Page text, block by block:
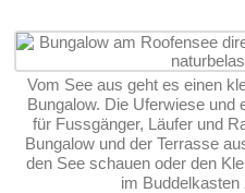
Vom See aus geht es einen
Bungalow. Die Uferwiese und
für Fussgänger, Läufer und
Bungalow und der Terrasse
den See schauen oder den
im Buddelkasten